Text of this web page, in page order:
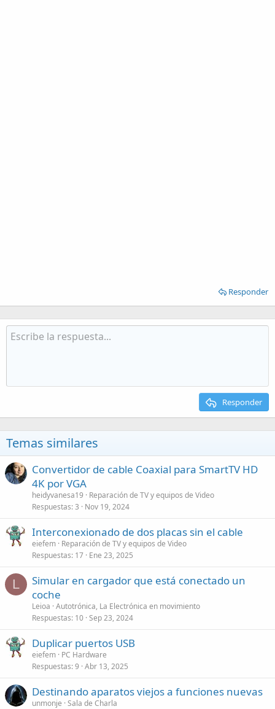
Responder
Responder
Temas similares
Convertidor de cable Coaxial para SmartTV HD
4K por VGA
heidyvanesa19
Reparación de TV y equipos de Video
Respuestas 3 Nov 19, 2024
Interconexionado de dos placas sin el cable
eiefem Reparación de TV y equipos de Video
Respuestas 17 Ene 23, 2025
L
Simular en cargador que está conectado un
coche
Leioa Autotrónica, La Electrónica en movimiento
Respuestas 10 Sep 23, 2024
Duplicar puertos USB
eiefem PC Hardware
Respuestas 9 Abr 13, 2025
Destinando aparatos viejos a funciones nuevas
unmonje Sala de Charla